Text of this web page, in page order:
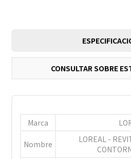
CONSULTAR SOBRE
Marca
Nombre
LOREAL -